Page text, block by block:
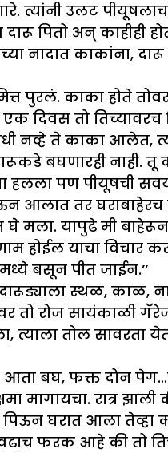
त्यांनी उलट
पितो अन् काहीही होत
नादात काकांना,
पुरलं. काका होते तोवर
दिवस तो तिच्यावरच
नव्हे ते काका आलेत,
बघणारही नाही.
पण पीयूषची सवय
आलात तर घराबाहेरच
मला. यापुढे मी
होईल याचा विचार
बसून पीत जाईन.’’
स्थळ, काळ,
तो रोज सायंकाळी
त्याला तोल
बघ, फक्त दोन
मागायचा. रात्र
पिऊन घरात आला
फरक आहे की तो